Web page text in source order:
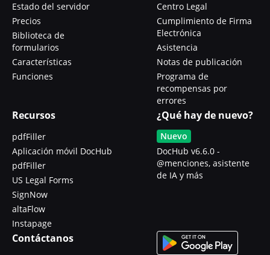
Estado del servidor
Precios
Biblioteca de
formularios
Características
Funciones
Centro Legal
Cumplimiento de Firma
Electrónica
Asistencia
Notas de publicación
Programa de
recompensas por
errores
Recursos
pdfFiller
Aplicación móvil DocHub
pdfFiller
US Legal Forms
SignNow
altaFlow
Instapage
¿Qué hay de nuevo?
Nuevo
DocHub v6.6.0 -
@menciones, asistente
de IA y más
Contáctanos